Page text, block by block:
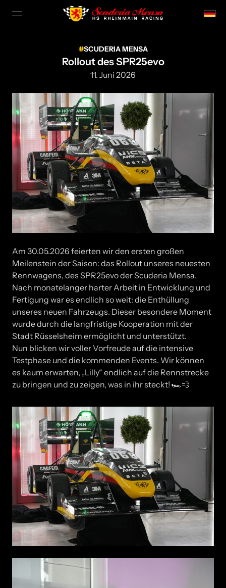
SCUDERIA MENSA
Rollout des SPR25evo
11. Juni 2026
Am 30.05.2026 feierten wir den ersten großen
Meilenstein der Saison: das Rollout unseres neuesten
Rennwagens, des SPR25evo der Scuderia Mensa.
Nach monatelanger harter Arbeit in Entwicklung und
Fertigung war es endlich so weit: die Enthüllung
unseres neuen Fahrzeugs. Dieser besondere Moment
wurde durch die langfristige Kooperation mit der
Stadt Rüsselsheim ermöglicht und unterstützt.
Nun blicken wir voller Vorfreude auf die intensive
Testphase und die kommenden Events. Wir können
es kaum erwarten, „Lilly“ endlich auf die Rennstrecke
zu bringen und zu zeigen, was in ihr steckt! 🏎️💨